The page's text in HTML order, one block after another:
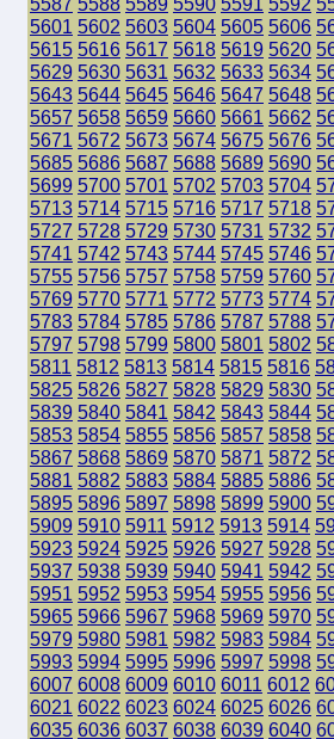
5601 5602 5603 5604 5605 5606
5615 5616 5617 5618 5619 5620
5629 5630 5631 5632 5633 5634
5643 5644 5645 5646 5647 5648
5657 5658 5659 5660 5661 5662
5671 5672 5673 5674 5675 5676
5685 5686 5687 5688 5689 5690
5699 5700 5701 5702 5703 5704
5713 5714 5715 5716 5717 5718
5727 5728 5729 5730 5731 5732
5741 5742 5743 5744 5745 5746
5755 5756 5757 5758 5759 5760
5769 5770 5771 5772 5773 5774
5783 5784 5785 5786 5787 5788
5797 5798 5799 5800 5801 5802
5811 5812 5813 5814 5815 5816
5825 5826 5827 5828 5829 5830
5839 5840 5841 5842 5843 5844
5853 5854 5855 5856 5857 5858
5867 5868 5869 5870 5871 5872
5881 5882 5883 5884 5885 5886
5895 5896 5897 5898 5899 5900
5909 5910 5911 5912 5913 5914
5923 5924 5925 5926 5927 5928
5937 5938 5939 5940 5941 5942
5951 5952 5953 5954 5955 5956
5965 5966 5967 5968 5969 5970
5979 5980 5981 5982 5983 5984
5993 5994 5995 5996 5997 5998
6007 6008 6009 6010 6011 6012
6021 6022 6023 6024 6025 6026
6035 6036 6037 6038 6039 6040